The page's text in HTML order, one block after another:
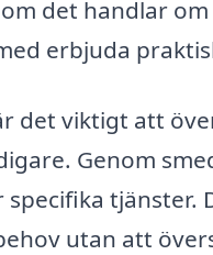
det handlar
erbjuda
det viktigt att
Genom
tjänster.
utan att